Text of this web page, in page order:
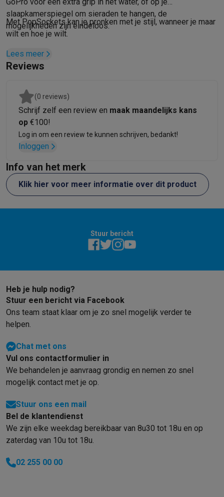
Refurbished smartphonesRefurbished tabletsRefurbished
Huishouden
Wasmachines met ecocheques
Kleine keukentoestellen
Kleine keukentoestellen met ecocheques
Airco
Airco's met ecocheques
TV & audio
TV met ecochequesBluetooth speakers met ecocheques
Multimedia & telefonie
Transport
Elektrische steps met ecocheques
Eco initiatieven
ImpactEnergie besparenRecycleer je oud elektro
Solden op groot elektro
Deals van het moment Promoties
Installatie aan huisGroot elektro installatieInbouw installatie
Betalingsmogelijkheden
KlantenserviceHerstelling van je toestel
Groot elektro & inbouwVind jouw ideale wasmachineWelke
Klein elektro
Sport & Ontspanning
Outlet
OutletAlle outlet dealsOutlet multimedia & telefonieOutlet
slaapkamerspiegel om sieraden te hangen, de
mogelijkheden zijn eindeloos.
Met PopSockets kan je pronken met je stijl, wanneer je maar
wilt en hoe je wilt.
Lees meer
Reviews
(0 reviews)
Schrijf zelf een review en maak maandelijks kans
op €100!
Log in om een review te kunnen schrijven, bedankt!
Inloggen
Info van het merk
Klik hier voor meer informatie over dit product
Stuur bericht
Heb je hulp nodig?
Stuur een bericht via Facebook
Ons team staat klaar om je zo snel mogelijk verder te
helpen.
Chat met ons
Vul ons contactformulier in
We behandelen je aanvraag grondig en nemen zo snel
mogelijk contact met je op.
Stuur ons een mail
Bel de klantendienst
We zijn elke weekdag bereikbaar van 8u30 tot 18u en op
zaterdag van 10u tot 18u.
02 255 00 00